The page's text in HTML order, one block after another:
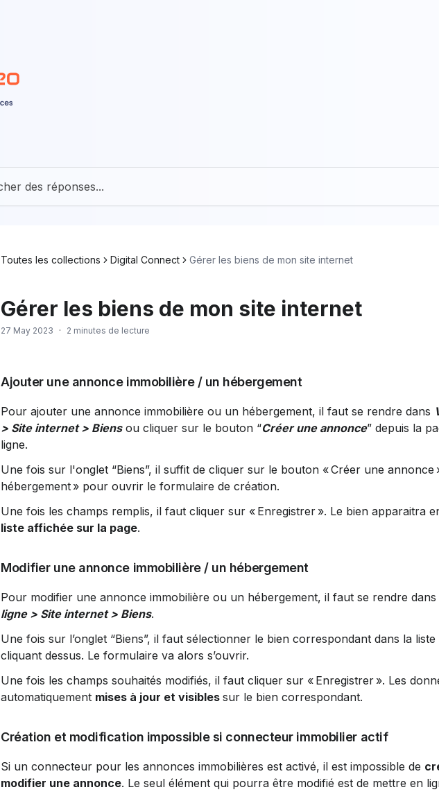
Toutes les collections Digital Connect Gérer les biens de mon site internet
Gérer les biens de mon site internet
27 May 2023 · 2 minutes de lecture
Ajouter une annonce immobilière / un hébergement
Pour ajouter une annonce immobilière ou un hébergement, il faut se rendre dans
> Site internet > Biens ou cliquer sur le bouton “Créer une annonce” depuis la
ligne.
Une fois sur l'onglet “Biens”, il suffit de cliquer sur le bouton « Créer une annonce
hébergement » pour ouvrir le formulaire de création.
Une fois les champs remplis, il faut cliquer sur « Enregistrer ». Le bien apparaitra
liste affichée sur la page.
Modifier une annonce immobilière / un hébergement
Pour modifier une annonce immobilière ou un hébergement, il faut se rendre dans
ligne > Site internet > Biens.
Une fois sur l’onglet “Biens”, il faut sélectionner le bien correspondant dans la
cliquant dessus. Le formulaire va alors s’ouvrir.
Une fois les champs souhaités modifiés, il faut cliquer sur « Enregistrer ». Les
automatiquement mises à jour et visibles sur le bien correspondant.
Création et modification impossible si connecteur immobilier actif
Si un connecteur pour les annonces immobilières est activé, il est impossible de
modifier une annonce. Le seul élément qui pourra être modifié est de mettre en